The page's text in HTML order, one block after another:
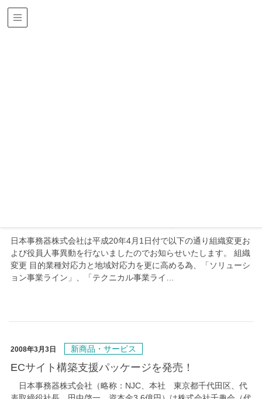
日本事務器株式会社は平成20年4月1日付で以下の通り組織変更お
よび役員人事異動を行ないましたのでお知らせいたします。 組織
変更 目的業種対応力と地域対応力を更に高める為、「ソリューシ
ョン事業ライン」、「テクニカル事業ライ…
2008年3月3日 新商品・サービス
ECサイト構築支援パッケージを発売！
日本事務器株式会社（略称：NJC、本社 東京都千代田区、代